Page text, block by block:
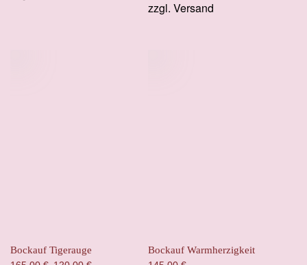
zzgl. Versand
Bockauf Tigerauge
Bockauf Warmherzigkeit